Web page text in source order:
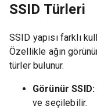
SSID Türleri
SSID yapısı farklı
Özellikle ağın
türler bulunur.
Görünür SSID:
ve seçilebilir.